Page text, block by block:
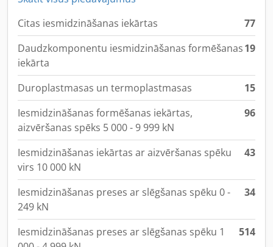
Citas iesmidzināšanas iekārtas
77
Daudzkomponentu iesmidzināšanas formēšanas
iekārta
19
Duroplastmasas un termoplastmasas
15
Iesmidzināšanas formēšanas iekārtas,
aizvēršanas spēks 5 000 - 9 999 kN
96
Iesmidzināšanas iekārtas ar aizvēršanas spēku
virs 10 000 kN
43
Iesmidzināšanas preses ar slēgšanas spēku 0 -
249 kN
34
Iesmidzināšanas preses ar slēgšanas spēku 1
514